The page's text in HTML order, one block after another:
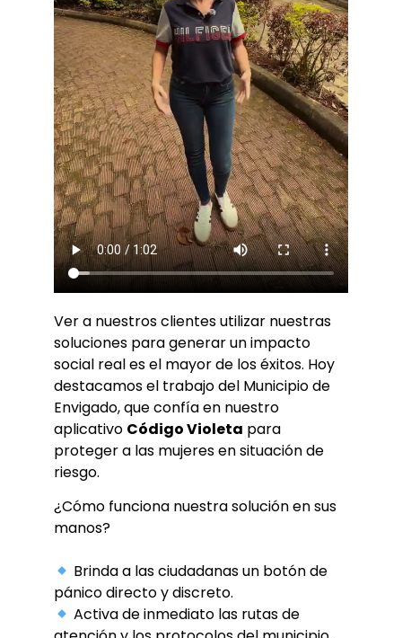
Ver a nuestros clientes utilizar nuestras
soluciones para generar un impacto
social real es el mayor de los éxitos. Hoy
destacamos el trabajo del Municipio de
Envigado, que confía en nuestro
aplicativo Código Violeta para
proteger a las mujeres en situación de
riesgo.
¿Cómo funciona nuestra solución en sus
manos?
Brinda a las ciudadanas un botón de
pánico directo y discreto.
Activa de inmediato las rutas de